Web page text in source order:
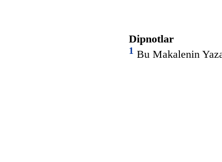
Dipnotlar
1 Bu Makalenin